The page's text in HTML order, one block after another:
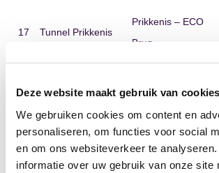
Deze website maakt gebruik van cookies
We gebruiken cookies om content en
personaliseren, om functies voor social
en om ons websiteverkeer te
informatie over uw gebruik van onze site
17 Tunnel Prikkenis
Prikkenis – ECO
Brug
Rotonde Fietspad richting